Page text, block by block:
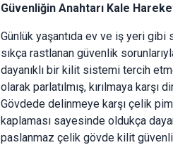
Güvenliğin Anahtarı Kale
Günlük yaşantıda ev ve iş yeri gibi
sıkça rastlanan güvenlik
dayanıklı bir kilit sistemi tercih
olarak parlatılmış, kırılmaya
Gövdede delinmeye karşı çelik pim
kaplaması sayesinde oldukça
paslanmaz çelik gövde kilit